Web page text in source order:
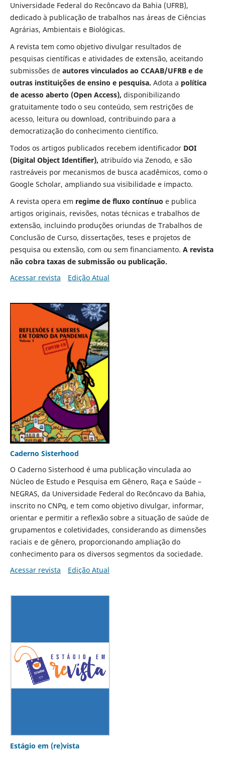
Universidade Federal do Recôncavo da Bahia (UFRB),
dedicado à publicação de trabalhos nas áreas de Ciências
Agrárias, Ambientais e Biológicas.
A revista tem como objetivo divulgar resultados de
pesquisas científicas e atividades de extensão, aceitando
submissões de autores vinculados ao CCAAB/UFRB e de
outras instituições de ensino e pesquisa. Adota a política
de acesso aberto (Open Access), disponibilizando
gratuitamente todo o seu conteúdo, sem restrições de
acesso, leitura ou download, contribuindo para a
democratização do conhecimento científico.
Todos os artigos publicados recebem identificador DOI
(Digital Object Identifier), atribuído via Zenodo, e são
rastreáveis por mecanismos de busca acadêmicos, como o
Google Scholar, ampliando sua visibilidade e impacto.
A revista opera em regime de fluxo contínuo e publica
artigos originais, revisões, notas técnicas e trabalhos de
extensão, incluindo produções oriundas de Trabalhos de
Conclusão de Curso, dissertações, teses e projetos de
pesquisa ou extensão, com ou sem financiamento. A revista
não cobra taxas de submissão ou publicação.
Acessar revista
Edição Atual
Caderno Sisterhood
O Caderno Sisterhood é uma publicação vinculada ao
Núcleo de Estudo e Pesquisa em Gênero, Raça e Saúde –
NEGRAS, da Universidade Federal do Recôncavo da Bahia,
inscrito no CNPq, e tem como objetivo divulgar, informar,
orientar e permitir a reflexão sobre a situação de saúde de
grupamentos e coletividades, considerando as dimensões
raciais e de gênero, proporcionando ampliação do
conhecimento para os diversos segmentos da sociedade.
Acessar revista
Edição Atual
Estágio em (re)vista